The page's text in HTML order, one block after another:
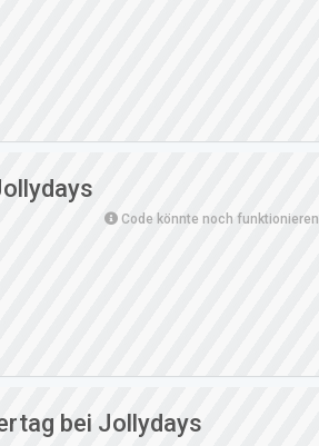
Code könnte noch funktionieren
bei Jollydays